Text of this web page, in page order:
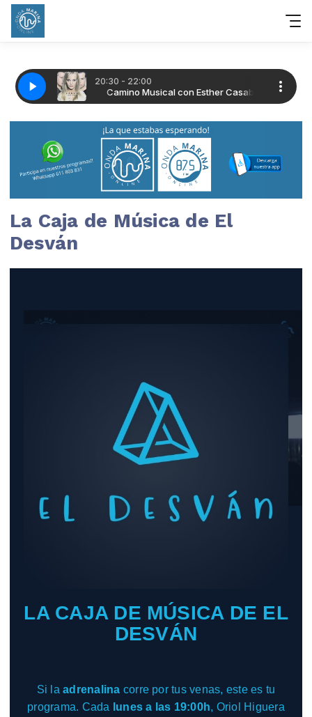
La Caja de Música de El
Desván
️LA CAJA DE MÚSICA DE EL
DESVÁN
Si laadrenalina corre por tus venas, este es tu
programa. Cada
lunes a las 19:00h, Oriol Higuera